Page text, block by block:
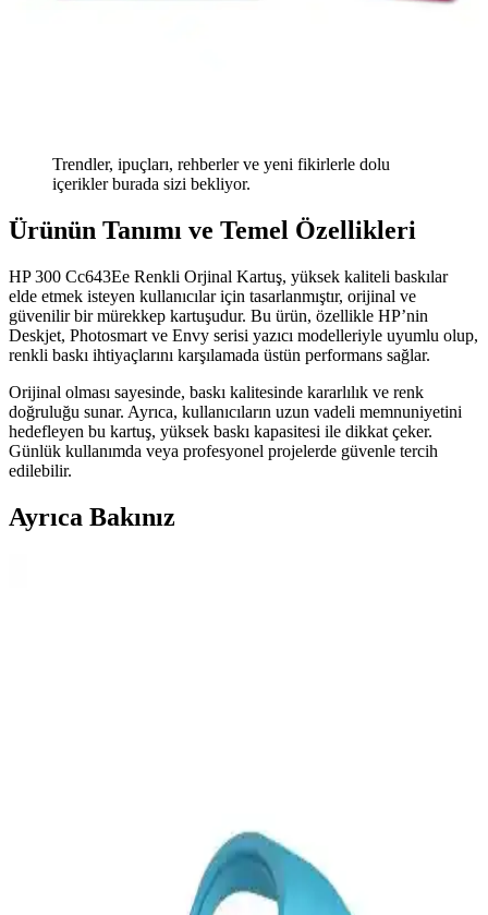
Trendler, ipuçları, rehberler ve yeni fikirlerle dolu
içerikler burada sizi bekliyor.
Ürünün Tanımı ve Temel Özellikleri
HP 300 Cc643Ee Renkli Orjinal Kartuş, yüksek kaliteli baskılar
elde etmek isteyen kullanıcılar için tasarlanmıştır, orijinal ve
güvenilir bir mürekkep kartuşudur. Bu ürün, özellikle HP’nin
Deskjet, Photosmart ve Envy serisi yazıcı modelleriyle uyumlu olup,
renkli baskı ihtiyaçlarını karşılamada üstün performans sağlar.
Orijinal olması sayesinde, baskı kalitesinde kararlılık ve renk
doğruluğu sunar. Ayrıca, kullanıcıların uzun vadeli memnuniyetini
hedefleyen bu kartuş, yüksek baskı kapasitesi ile dikkat çeker.
Günlük kullanımda veya profesyonel projelerde güvenle tercih
edilebilir.
Ayrıca Bakınız
iPhone 11 için şık ve dayanıklı kadife iç yüzeyli